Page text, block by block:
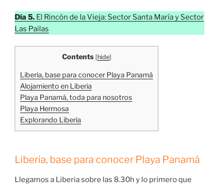
Día 5. El Rincón de la Vieja: Sector Santa María y Sector
Las Pailas
Contents [hide]
Liberia, base para conocer Playa Panamá
Alojamiento en Liberia
Playa Panamá, toda para nosotros
Playa Hermosa
Explorando Liberia
Liberia, base para conocer Playa Panamá
Llegamos a Liberia sobre las 8.30h y lo primero que